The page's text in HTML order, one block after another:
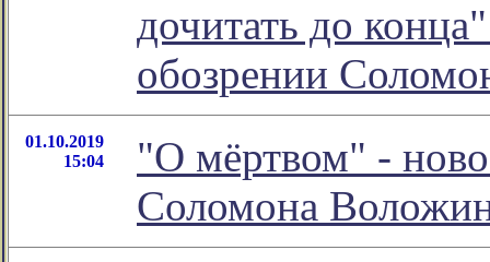
дочитать до
обозрении
01.10.2019
15:04
"О мёртвом" -
Соломона